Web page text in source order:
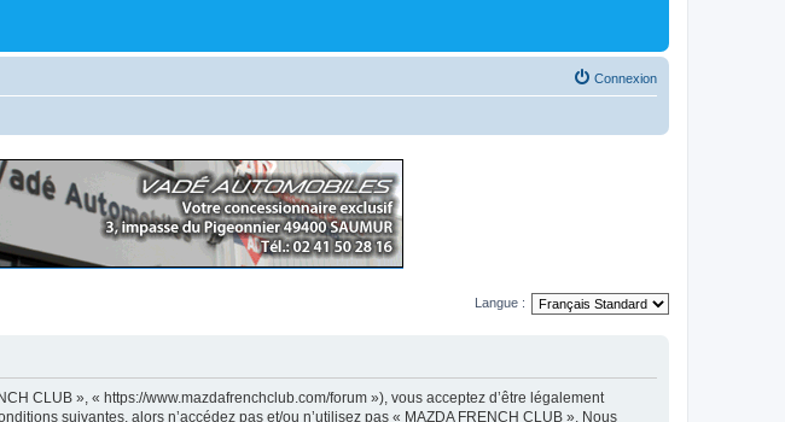
Connexion
Langue :
CLUB », « https://www.mazdafrenchclub.com/forum »), vous acceptez d’être légalement
suivantes, alors n’accédez pas et/ou n’utilisez pas « MAZDA FRENCH CLUB ». Nous